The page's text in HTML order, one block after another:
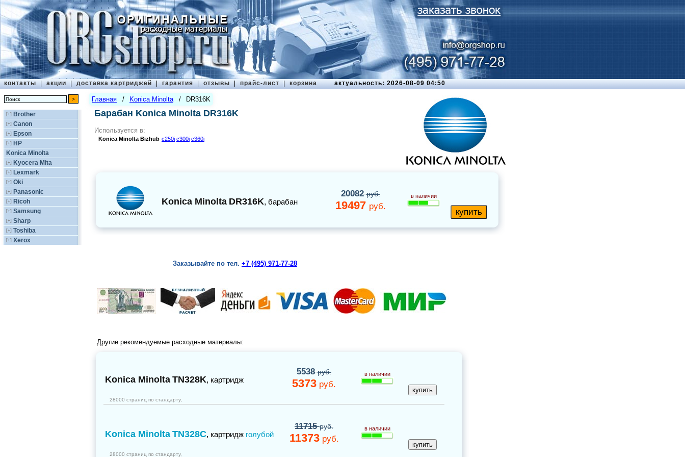
контакты | акции | доставка картриджей | гарантия | отзывы | прайс-лист | корзина актуальность: 2026-08-09 04:50
[+] Brother
[+] Canon
[+] Epson
[+] HP
Konica Minolta
[+] Kyocera Mita
[+] Lexmark
[+] Oki
[+] Panasonic
[+] Ricoh
[+] Samsung
[+] Sharp
[+] Toshiba
[+] Xerox
Главная / Konica Minolta / DR316K
Барабан Konica Minolta DR316K
Используется в:
Konica Minolta Bizhub c250i c300i c360i
Konica Minolta DR316K, барабан
20082руб.
19497 руб.
в наличии
Заказывайте по тел. +7 (495) 971-77-28
Другие рекомендуемые расходные материалы:
Konica Minolta TN328K, картридж
5538руб.
5373 руб.
в наличии
28000 страниц по стандарту,
Konica Minolta TN328C, картридж голубой
11715руб.
11373руб.
в наличии
28000 страниц по стандарту,